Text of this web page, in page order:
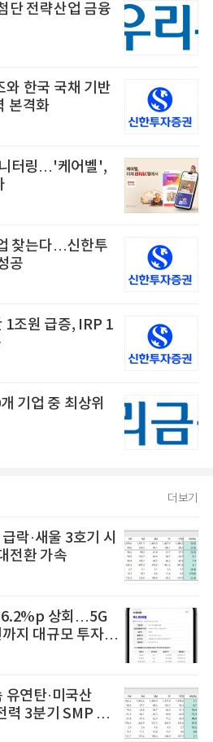
단 전략산업 금융
와 한국 국채 기반
본격화
터링…'케어벨',
찾는다…신한투
공
1조원 급증, IRP 1
기업 중 최상위
더보기
락·새울 3호기 시
전환 가속
6.2%p 상회…5G
지 대규모 투자
연탄·미국산
력 3분기 SMP 상